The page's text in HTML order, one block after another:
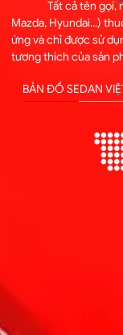
Tất cả tên gọi,
Mazda, Hyundai...)
ứng và chỉ được sử
tương thích của sản
BẢN ĐỒ SEDAN